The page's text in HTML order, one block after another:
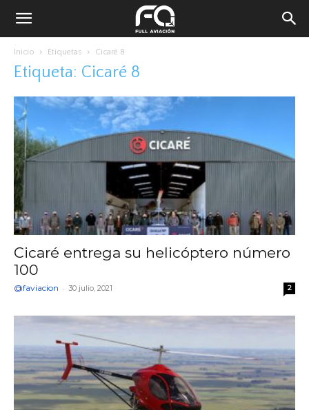
Inicio Etiquetas Cicaré 8
Etiqueta: Cicaré 8
Cicaré entrega su helicóptero número
100
@faviacion - 30 julio, 2021 2